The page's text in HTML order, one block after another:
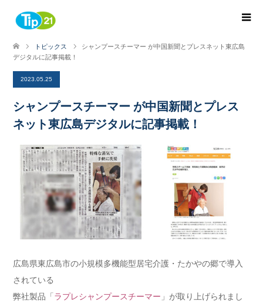
トピックス
シャンプースチーマー が中国新聞とプレスネット東広島
デジタルに記事掲載！
2023.05.25
シャンプースチーマー が中国新聞とプレス
ネット東広島デジタルに記事掲載！
広島県東広島市の小規模多機能型居宅介護・たかやの郷で導入
されている
弊社製品「 ラプレシャンプースチーマー 」が取り上げられまし